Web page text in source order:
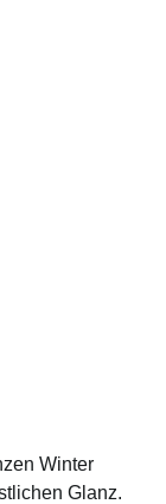
Winter
Glanz.